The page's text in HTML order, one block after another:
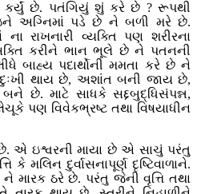
કર્યું છે. પતંગિયું શું કરે છે ? રૂપથી
અગ્નિમાં પડે છે ને બળી મરે છે.
રાખનારી વ્યક્તિ પણ શરીરના
કરીને ભાન ભૂલે છે ને પતનની
બાહ્ય પદાર્થોની મમતા કરે છે ને
થાય છે, અશાંત બની જાય છે,
છે. માટે સાધકે સદ્દબુદ્ધિસંપન્ન,
પણ વિવેકભ્રષ્ટ તથા વિષયાધીન
એ ઇશ્વરની માયા છે એ સાચું પરંતુ
કે મલિન દુર્વાસનાપૂર્ણ દૃષ્ટિવાળાને.
ઠરે છે. પરંતુ જેની વૃત્તિ તથા